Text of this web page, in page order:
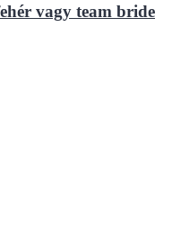
vagy team bride